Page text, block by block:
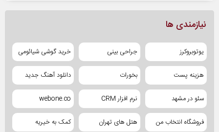
نیازمندی ها
یوتوبروکرز جراحی بینی خرید گوشی شیائومی
هزینه پست بخورات دانلود آهنگ جدید
سئو در مشهد نرم افزار CRM webone.co
فروشگاه انتخاب من هتل های تهران کمک به خیریه